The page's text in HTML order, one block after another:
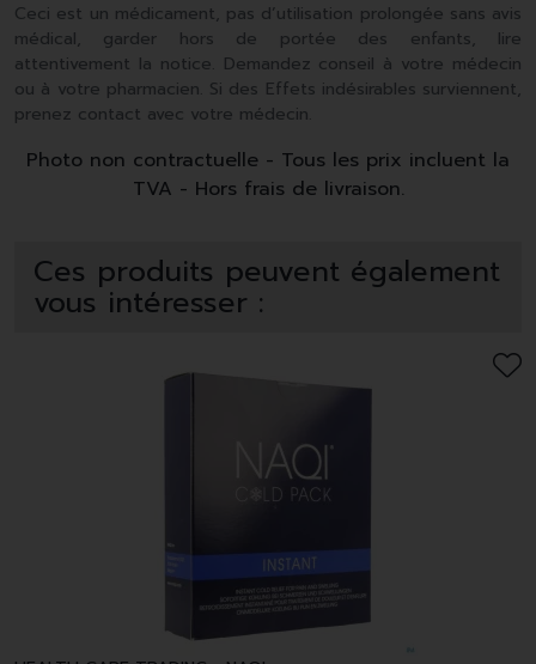
Ceci est un médicament, pas d’utilisation prolongée sans avis
médical, garder hors de portée des enfants, lire
attentivement la notice. Demandez conseil à votre médecin
ou à votre pharmacien. Si des Effets indésirables surviennent,
prenez contact avec votre médecin.
Photo non contractuelle - Tous les prix incluent la
TVA - Hors frais de livraison.
Ces produits peuvent également
vous intéresser :